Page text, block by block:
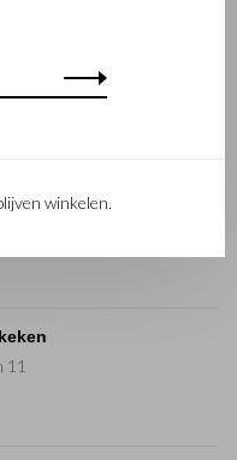
11
winkelen.